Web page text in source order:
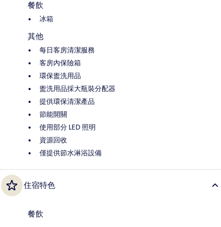
餐飲
冰箱
其他
每日客房清潔服務
客房內保險箱
環保盥洗用品
盥洗用品採大瓶裝分配器
提供環保清潔產品
節能開關
使用部分 LED 照明
資源回收
僅提供節水淋浴設備
住宿特色
餐飲